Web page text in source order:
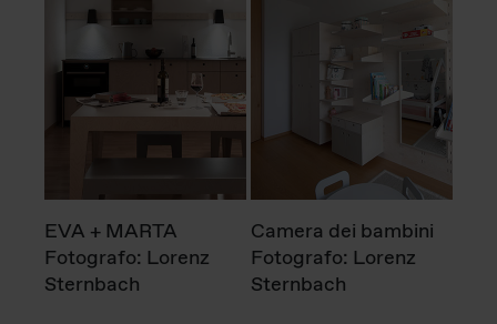
EVA + MARTA
Fotografo: Lorenz
Sternbach
Camera dei bambini
Fotografo: Lorenz
Sternbach